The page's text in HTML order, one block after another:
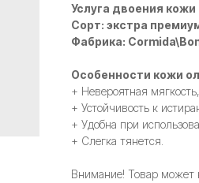
Услуга двоения
Сорт: экстра
Фабрика:
Особенности кожи
+ Невероятная
+ Устойчивость к
+ Удобна при
+ Слегка тянется.
Внимание! Товар может